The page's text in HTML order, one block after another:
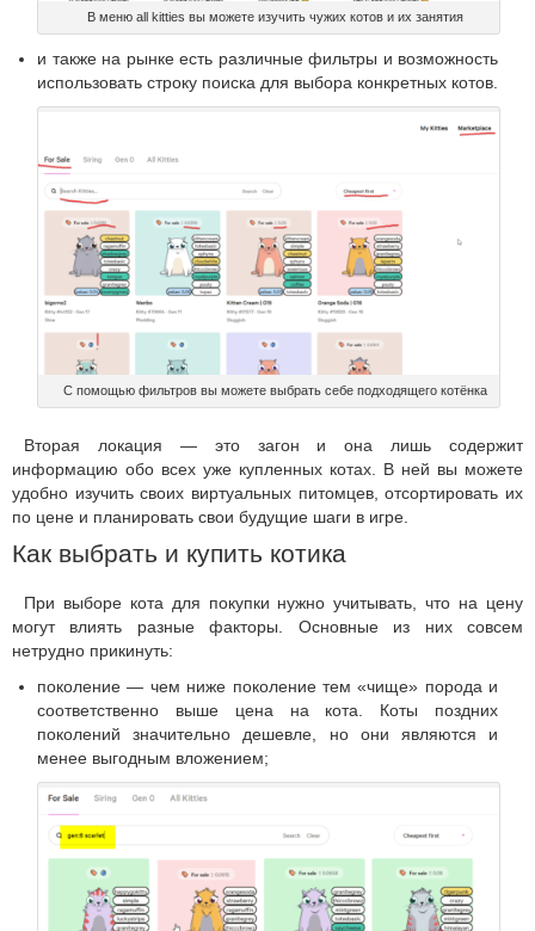
В меню all kitties вы можете изучить чужих котов и их занятия
и также на рынке есть различные фильтры и возможность
использовать строку поиска для выбора конкретных котов.
С помощью фильтров вы можете выбрать себе подходящего котёнка
Вторая локация — это загон и она лишь содержит
информацию обо всех уже купленных котах. В ней вы можете
удобно изучить своих виртуальных питомцев, отсортировать их
по цене и планировать свои будущие шаги в игре.
Как выбрать и купить котика
При выборе кота для покупки нужно учитывать, что на цену
могут влиять разные факторы. Основные из них совсем
нетрудно прикинуть:
поколение — чем ниже поколение тем «чище» порода и
соответственно выше цена на кота. Коты поздних
поколений значительно дешевле, но они являются и
менее выгодным вложением;